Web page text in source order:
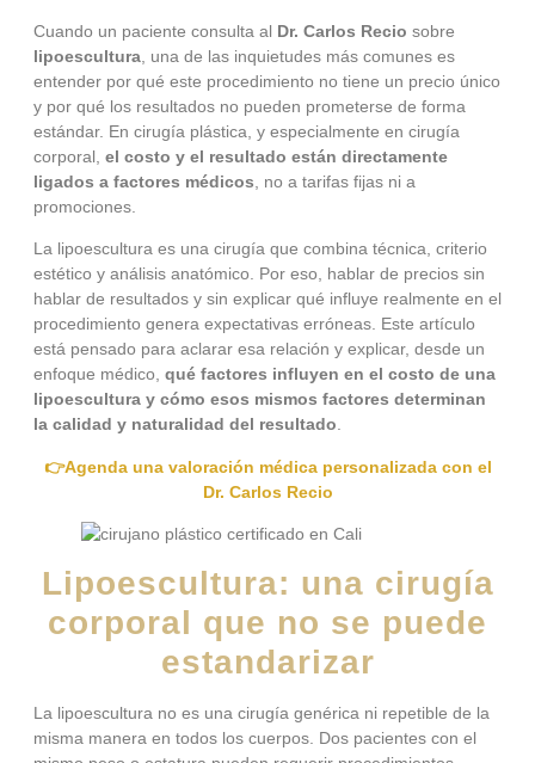
Cuando un paciente consulta al Dr. Carlos Recio sobre
lipoescultura , una de las inquietudes más comunes es
entender por qué este procedimiento no tiene un precio único
y por qué los resultados no pueden prometerse de forma
estándar. En cirugía plástica, y especialmente en cirugía
corporal, el costo y el resultado están directamente
ligados a factores médicos , no a tarifas fijas ni a
promociones.
La lipoescultura es una cirugía que combina técnica, criterio
estético y análisis anatómico. Por eso, hablar de precios sin
hablar de resultados y sin explicar qué influye realmente en el
procedimiento genera expectativas erróneas. Este artículo
está pensado para aclarar esa relación y explicar, desde un
enfoque médico, qué factores influyen en el costo de una
lipoescultura y cómo esos mismos factores determinan
la calidad y naturalidad del resultado.
👉Agenda una valoración médica personalizada con el
Dr. Carlos Recio
Lipoescultura: una cirugía
corporal que no se puede
estandarizar
La lipoescultura no es una cirugía genérica ni repetible de la
misma manera en todos los cuerpos. Dos pacientes con el